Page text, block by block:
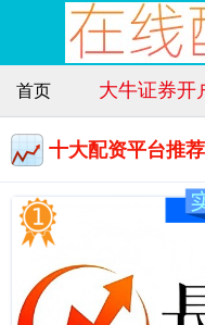
首页 大牛证券开
十大配资平台推荐